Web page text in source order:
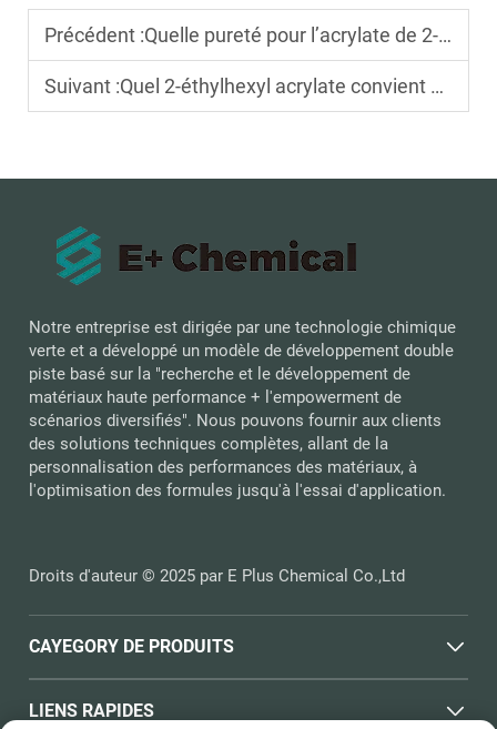
Précédent :Quelle pureté pour l’acrylate de 2-éthylhexyle dans la fabrication industrielle ?
Suivant :Quel 2-éthylhexyl acrylate convient au traitement de résines à grande échelle ?
Notre entreprise est dirigée par une technologie chimique
verte et a développé un modèle de développement double
piste basé sur la "recherche et le développement de
matériaux haute performance + l'empowerment de
scénarios diversifiés". Nous pouvons fournir aux clients
des solutions techniques complètes, allant de la
personnalisation des performances des matériaux, à
l'optimisation des formules jusqu'à l'essai d'application.
Droits d'auteur © 2025 par E Plus Chemical Co.,Ltd
CAYEGORY DE PRODUITS
LIENS RAPIDES